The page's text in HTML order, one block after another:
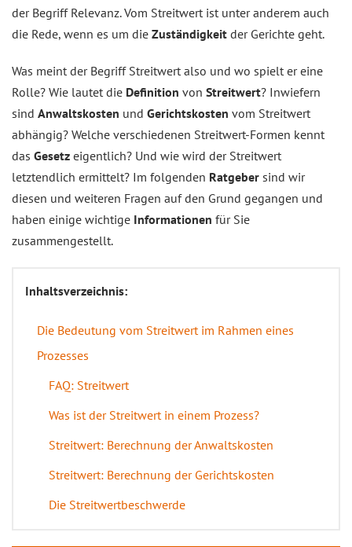
der Begriff Relevanz. Vom Streitwert ist unter anderem auch
die Rede, wenn es um die Zuständigkeit der Gerichte geht.
Was meint der Begriff Streitwert also und wo spielt er eine
Rolle? Wie lautet die Definition von Streitwert? Inwiefern
sind Anwaltskosten und Gerichtskosten vom Streitwert
abhängig? Welche verschiedenen Streitwert-Formen kennt
das Gesetz eigentlich? Und wie wird der Streitwert
letztendlich ermittelt? Im folgenden Ratgeber sind wir
diesen und weiteren Fragen auf den Grund gegangen und
haben einige wichtige Informationen für Sie
zusammengestellt.
Inhaltsverzeichnis:
Die Bedeutung vom Streitwert im Rahmen eines
Prozesses
FAQ: Streitwert
Was ist der Streitwert in einem Prozess?
Streitwert: Berechnung der Anwaltskosten
Streitwert: Berechnung der Gerichtskosten
Die Streitwertbeschwerde